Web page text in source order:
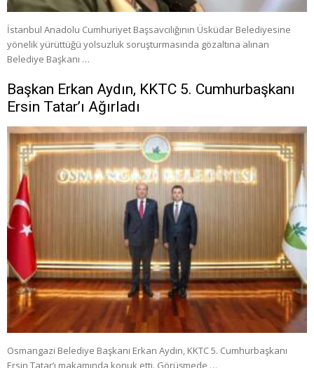
İstanbul Anadolu Cumhuriyet Başsavcılığının Üsküdar Belediyesine
yönelik yürüttüğü yolsuzluk soruşturmasında gözaltına alınan
Belediye Başkanı …
Başkan Erkan Aydın, KKTC 5. Cumhurbaşkanı
Ersin Tatar’ı Ağırladı
Osmangazi Belediye Başkanı Erkan Aydın, KKTC 5. Cumhurbaşkanı